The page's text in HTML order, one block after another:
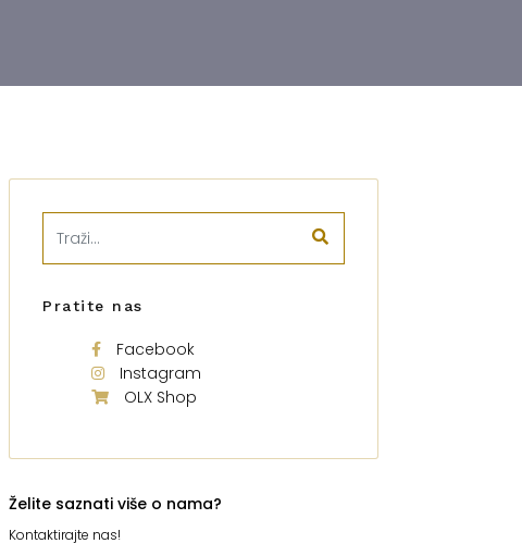
Pratite nas
Facebook
Instagram
OLX Shop
Želite saznati više o nama?
Kontaktirajte nas!